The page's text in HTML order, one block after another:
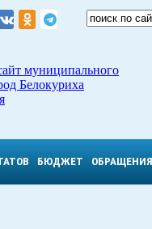
муниципального
Белокуриха
БЮДЖЕТ ОБРАЩЕНИЯ